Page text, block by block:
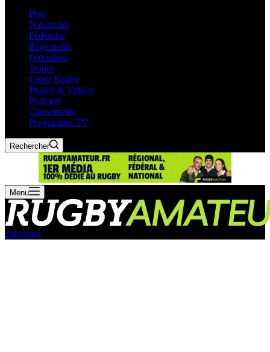
Pros
Nationales
Fédérales
Régionales
Féminines
Jeunes
Esprit Rugby
Photos & Vidéos
Podcasts
Classements
Programme TV
Rechercher
Menu
s'abonner